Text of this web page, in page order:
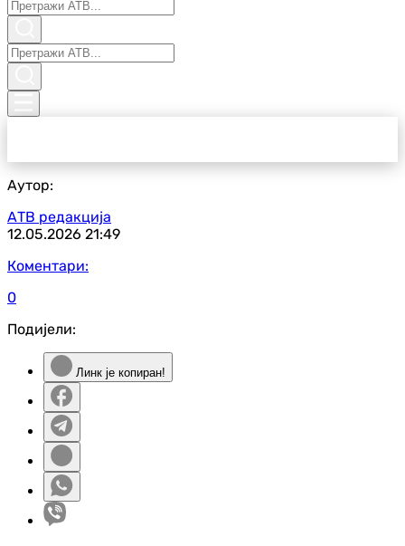
Аутор:
АТВ редакција
12.05.2026 21:49
Коментари:
0
Подијели:
Линк је копиран!